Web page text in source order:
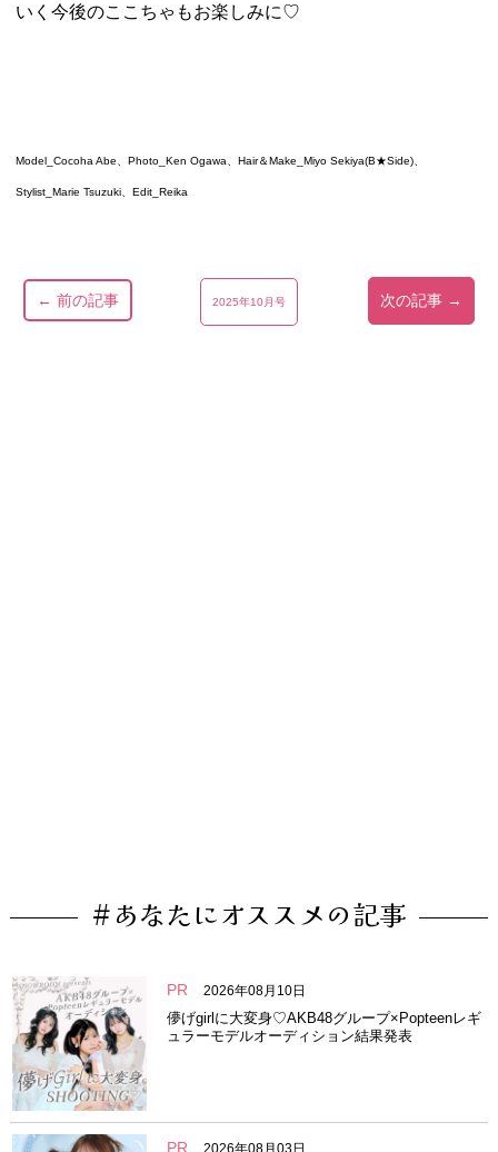
いく今後のここちゃもお楽しみに♡
Model_Cocoha Abe、Photo_Ken Ogawa、Hair＆Make_Miyo Sekiya(B★Side)、
Stylist_Marie Tsuzuki、Edit_Reika
← 前の記事 2025年10月号 次の記事 →
#あなたにオススメの記事
PR 2026年08月10日
儚げgirlに大変身♡AKB48グループ×Popteenレギ
ュラーモデルオーディション結果発表
PR 2026年08月03日